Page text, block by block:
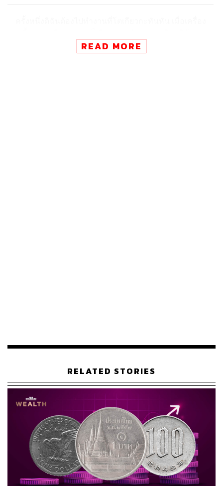
เสี่ยงหาเบอร์ร้านจิโร่ซูชิ แต่ร้านปิดรับคิวจองไปตั้งแต่เดือน
ก่อน โทรหาร้านลูกชายของลุงจิโร่ทั้งสองสาขาก็ไม่ว่าง…
กล่องอุนิ (ไข่หอยเม่น) อย่างดีกลับมาด้วย เขาบอกเชฟว่า
ในตอนแรกเชฟก็ลังเล เพราะไม่เคยมีร้านไหนนำอุนิมาทำ
ซูชิ เนื่องจากไข่หอยเม่นลื่น ไม่สามารถวางบนข้าวได้ เชฟ
กลับไปคิดอยู่สักพักใหญ่ จนปิ๊งไอเดียนำสาหร่ายที่มีมาห่อ
ทำให้ลูกค้าชอบอกชอบใจมาก
การนำสาหร่ายมาห่อซูชิเช่นนี้ ยังทำให้ทางร้านคิวเบสา
มารถนำเสนอเมนูได้อีกหลากหลายเมนู เช่น ซูชิหน้าอิคุระ
(ไข่ปลาแซลมอน) หน้ามิโซะปู เรียกได้ว่าอะไรก็ตามที่เป็น
อาหารทะเลที่เหลวๆ หน่อย ก็ใช้วิธีนี้ปั้นซูชิได้เลย
ปัจจุบันคนญี่ปุ่นเรียกซูชิชนิดห่อสาหร่ายนี้ว่า กุนคัง ที่แปล
READ MORE
RELATED STORIES